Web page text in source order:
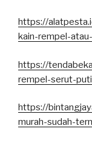
https://
kain-rempel-
https://
rempel-serut-
https://
murah-sudah-